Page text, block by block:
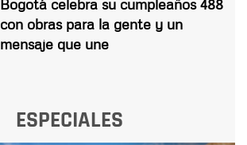
Bogotá celebra su cumpleaños 488
con obras para la gente y un
mensaje que une
ESPECIALES